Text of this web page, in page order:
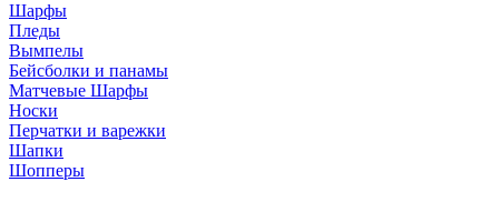
Шарфы
Пледы
Вымпелы
Бейсболки и панамы
Матчевые Шарфы
Носки
Перчатки и варежки
Шапки
Шопперы